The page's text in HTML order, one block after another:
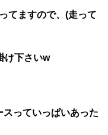
てますので、(走って
け下さいw
っていっぱいあった